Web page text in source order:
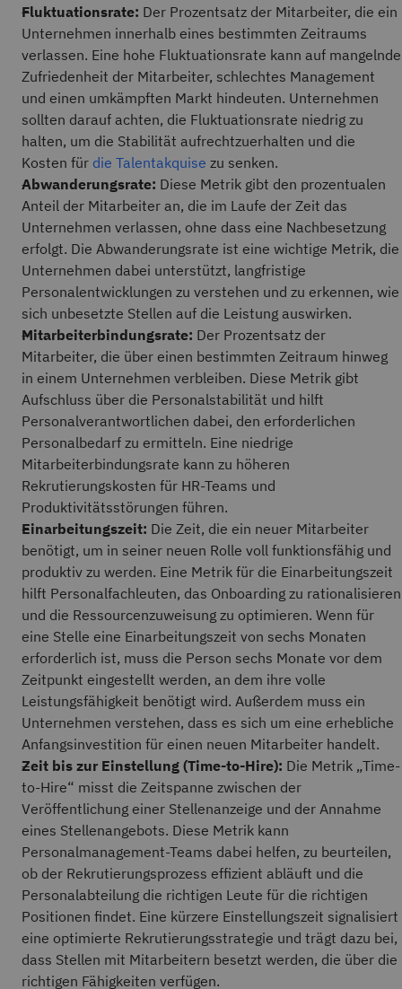
Fluktuationsrate: Der Prozentsatz der Mitarbeiter, die ein
Unternehmen innerhalb eines bestimmten Zeitraums
verlassen. Eine hohe Fluktuationsrate kann auf mangelnde
Zufriedenheit der Mitarbeiter, schlechtes Management
und einen umkämpften Markt hindeuten. Unternehmen
sollten darauf achten, die Fluktuationsrate niedrig zu
halten, um die Stabilität aufrechtzuerhalten und die
Kosten für die Talentakquise zu senken.
Abwanderungsrate: Diese Metrik gibt den prozentualen
Anteil der Mitarbeiter an, die im Laufe der Zeit das
Unternehmen verlassen, ohne dass eine Nachbesetzung
erfolgt. Die Abwanderungsrate ist eine wichtige Metrik, die
Unternehmen dabei unterstützt, langfristige
Personalentwicklungen zu verstehen und zu erkennen, wie
sich unbesetzte Stellen auf die Leistung auswirken.
Mitarbeiterbindungsrate: Der Prozentsatz der
Mitarbeiter, die über einen bestimmten Zeitraum hinweg
in einem Unternehmen verbleiben. Diese Metrik gibt
Aufschluss über die Personalstabilität und hilft
Personalverantwortlichen dabei, den erforderlichen
Personalbedarf zu ermitteln. Eine niedrige
Mitarbeiterbindungsrate kann zu höheren
Rekrutierungskosten für HR-Teams und
Produktivitätsstörungen führen.
Einarbeitungszeit: Die Zeit, die ein neuer Mitarbeiter
benötigt, um in seiner neuen Rolle voll funktionsfähig und
produktiv zu werden. Eine Metrik für die Einarbeitungszeit
hilft Personalfachleuten, das Onboarding zu rationalisieren
und die Ressourcenzuweisung zu optimieren. Wenn für
eine Stelle eine Einarbeitungszeit von sechs Monaten
erforderlich ist, muss die Person sechs Monate vor dem
Zeitpunkt eingestellt werden, an dem ihre volle
Leistungsfähigkeit benötigt wird. Außerdem muss ein
Unternehmen verstehen, dass es sich um eine erhebliche
Anfangsinvestition für einen neuen Mitarbeiter handelt.
Zeit bis zur Einstellung (Time-to-Hire): Die Metrik „Time-
to-Hire“ misst die Zeitspanne zwischen der
Veröffentlichung einer Stellenanzeige und der Annahme
eines Stellenangebots. Diese Metrik kann
Personalmanagement-Teams dabei helfen, zu beurteilen,
ob der Rekrutierungsprozess effizient abläuft und die
Personalabteilung die richtigen Leute für die richtigen
Positionen findet. Eine kürzere Einstellungszeit signalisiert
eine optimierte Rekrutierungsstrategie und trägt dazu bei,
dass Stellen mit Mitarbeitern besetzt werden, die über die
richtigen Fähigkeiten verfügen.